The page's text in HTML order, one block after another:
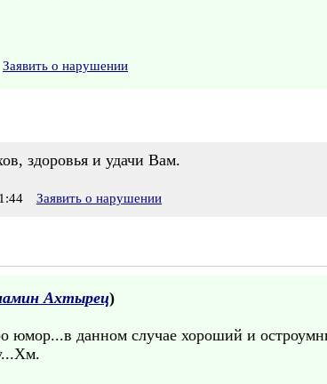
Заявить о нарушении
здоровья и удачи Вам.
Заявить о нарушении
Ахтырец)
юмор...в данном случае хороший и